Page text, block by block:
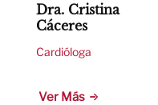
Dra. Cristina
Cáceres
Cardióloga
Ver Más